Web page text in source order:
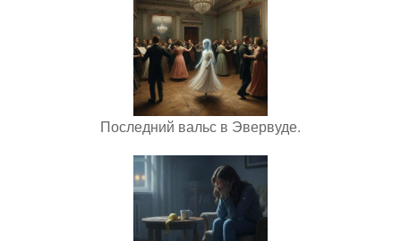
Последний вальс в Эвервуде.